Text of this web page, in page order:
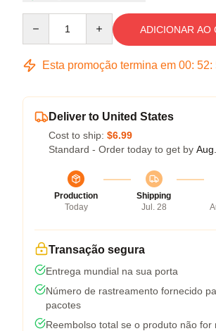
ADICIONAR AO
Esta promoção termina em 00: 52:
Deliver to United States
Cost to ship: $6.99
Standard - Order today to get by
Production
Today
Shipping
Jul. 28
Transação segura
Entrega mundial na sua porta
Número de rastreamento fornecido
pacotes
Reembolso total se o produto não for